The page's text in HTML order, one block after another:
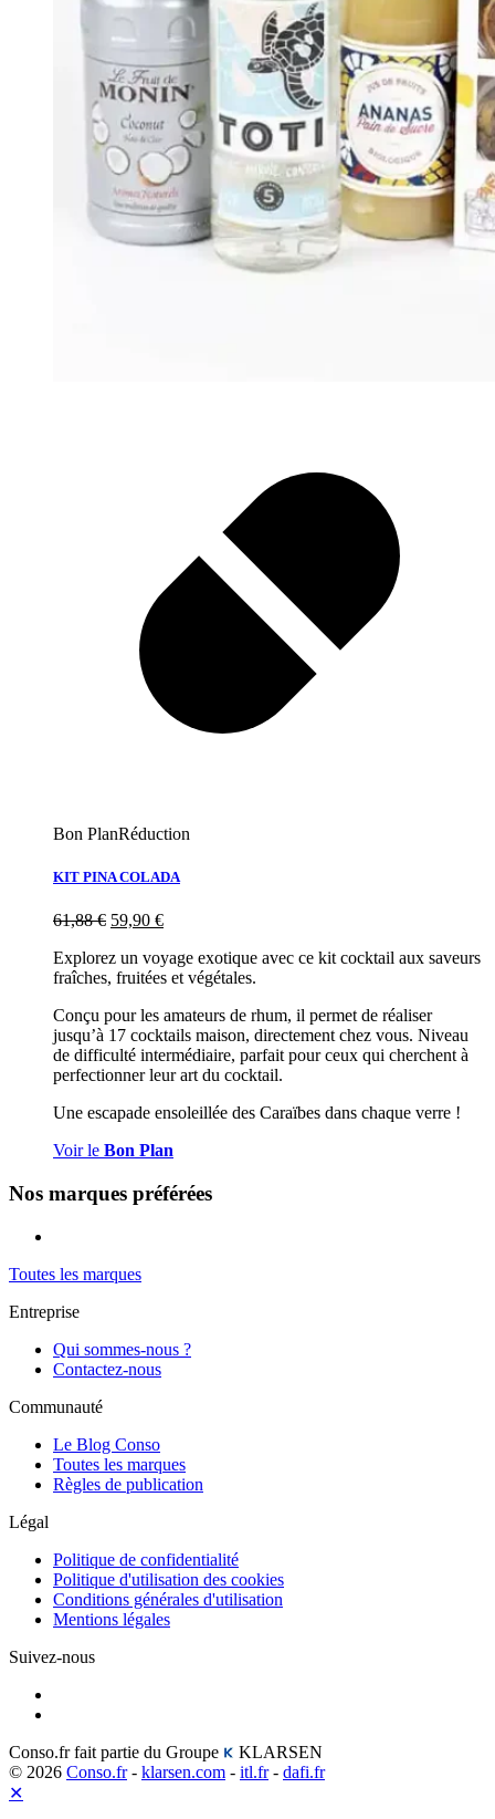
Bon PlanRéduction
KIT PINA COLADA
61,88€ 59,90 €
Explorez un voyage exotique avec ce kit cocktail aux saveurs
fraîches, fruitées et végétales.
Conçu pour les amateurs de rhum, il permet de réaliser
jusqu’à 17 cocktails maison, directement chez vous. Niveau
de difficulté intermédiaire, parfait pour ceux qui cherchent à
perfectionner leur art du cocktail.
Une escapade ensoleillée des Caraïbes dans chaque verre !
Voir le Bon Plan
Nos marques préférées
Toutes les marques
Entreprise
Qui sommes-nous ?
Contactez-nous
Communauté
Le Blog Conso
Toutes les marques
Règles de publication
Légal
Politique de confidentialité
Politique d'utilisation des cookies
Conditions générales d'utilisation
Mentions légales
Suivez-nous
Conso.fr fait partie du Groupe
KLARSEN
© 2026 Conso.fr- klarsen.com - itl.fr- dafi.fr
✕